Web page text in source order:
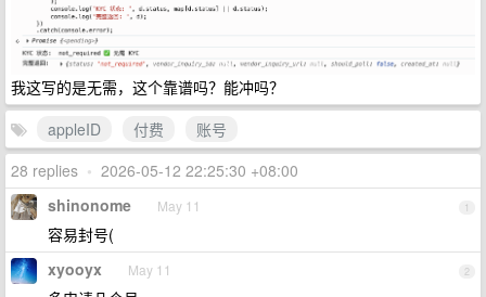
我这写的是无需，这个靠谱吗？能冲吗？
appleID
付费
账号
28 replies • 2026-05-12 22:25:30 +08:00
1
shinonome May 11
容易封号(
2
xyooyx May 11